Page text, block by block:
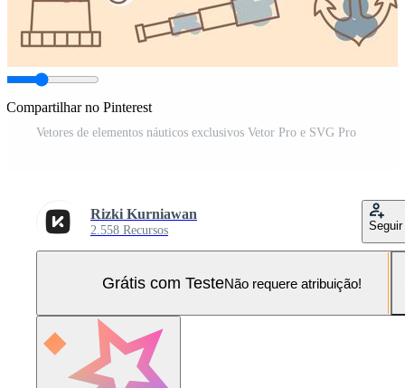
Compartilhar no Pinterest
Vetores de elementos náuticos exclusivos Vetor Pro e SVG Pro
Rizki Kurniawan
2.558 Recursos Seguir
Grátis com TesteNão requere atribuição!